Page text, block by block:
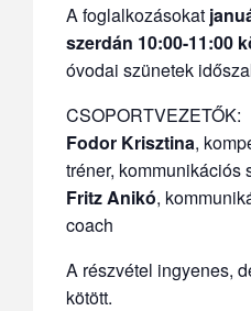
A foglalkozásokat
szerdán 10:00-11:00
óvodai szünetek
CSOPORTVEZETŐK:
Fodor Krisztina,
tréner, kommunikációs
Fritz Anikó,
coach
A részvétel ingyenes,
kötött.